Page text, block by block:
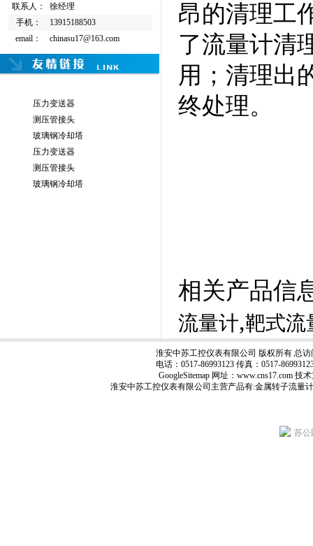
联系人：
徐经理
手机：
13915188503
email：
chinasu17@163.com
压力变送器
测压管接头
玻璃钢冷却塔
压力变送器
测压管接头
玻璃钢冷却塔
昂的清理工
了流量计清
用；清理出
终处理。
相关产品信
流量计,靶式流
淮安中苏工控仪表有限公司 版权所有 总访
电话：0517-86993123 传真：0517-
GoogleSitemap 网址：www.cns17.com 技
淮安中苏工控仪表有限公司主营产品有:金属转子流量计
苏公